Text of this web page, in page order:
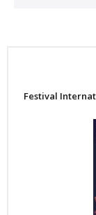
Festival